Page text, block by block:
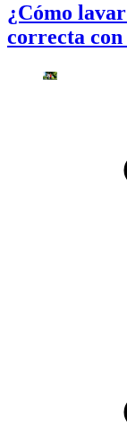
¿Cómo
correcta con